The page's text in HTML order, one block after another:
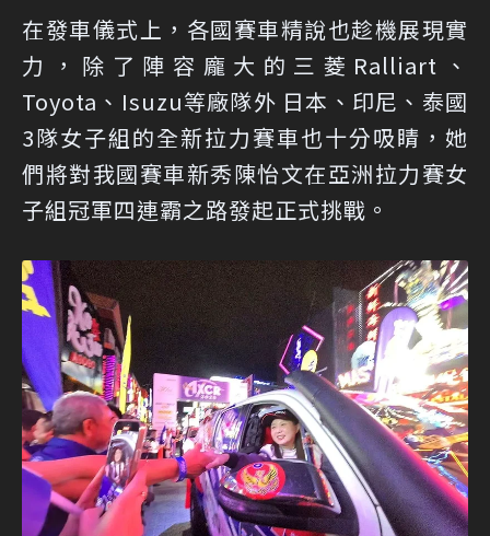
在發車儀式上，各國賽車精說也趁機展現實
力，除了陣容龐大的三菱Ralliart、
Toyota、Isuzu等廠隊外 日本、印尼、泰國
3隊女子組的全新拉力賽車也十分吸睛，她
們將對我國賽車新秀陳怡文在亞洲拉力賽女
子組冠軍四連霸之路發起正式挑戰。